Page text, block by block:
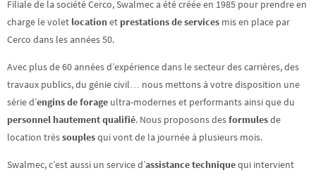
Filiale de la société Cerco, Swalmec a été créée en 1985 pour prendre en
charge le volet locationet prestations de services mis en place par
Cerco dans les années 50.
Avec plus de 60 années d’expérience dans le secteur des carrières, des
travaux publics, du génie civil… nous mettons à votre disposition une
série d’engins de forage ultra-modernes et performants ainsi que du
personnel hautement qualifié. Nous proposons desformulesde
location trèssouplesqui vont de la journée à plusieurs mois.
Swalmec, c’est aussi un service d’assistance techniquequi intervient